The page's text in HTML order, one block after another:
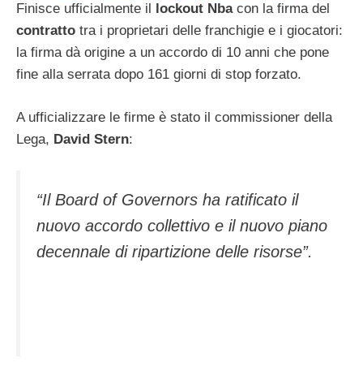
Finisce ufficialmente il lockout Nbacon la firma del
contratto tra i proprietari delle franchigie e i giocatori:
la firma dà origine a un accordo di 10 anni che pone
fine alla serrata dopo 161 giorni di stop forzato.
A ufficializzare le firme è stato il commissioner della
Lega, David Stern:
“Il Board of Governors ha ratificato il
nuovo accordo collettivo e il nuovo piano
decennale di ripartizione delle risorse”.